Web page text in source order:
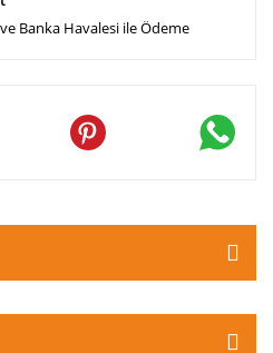
Banka Havalesi ile Ödeme